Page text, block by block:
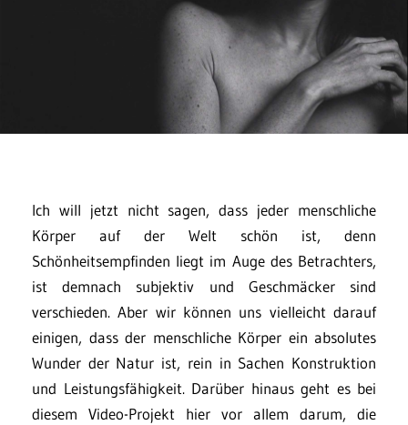
Ich will jetzt nicht sagen, dass jeder menschliche
Körper auf der Welt schön ist, denn
Schönheitsempfinden liegt im Auge des Betrachters,
ist demnach subjektiv und Geschmäcker sind
verschieden. Aber wir können uns vielleicht darauf
einigen, dass der menschliche Körper ein absolutes
Wunder der Natur ist, rein in Sachen Konstruktion
und Leistungsfähigkeit. Darüber hinaus geht es bei
diesem Video-Projekt hier vor allem darum, die